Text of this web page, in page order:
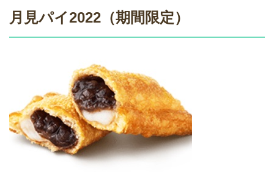
月見パイ2022（期間限定）